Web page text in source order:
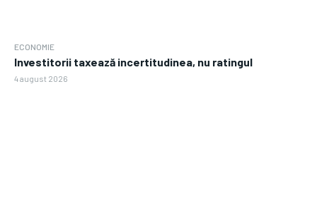
ECONOMIE
Investitorii taxează incertitudinea, nu ratingul
4 august 2026